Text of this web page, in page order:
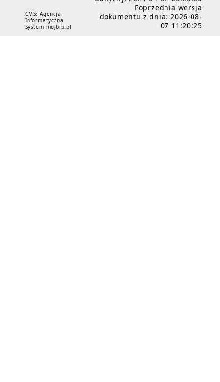
CMS: Agencja
Informatyczna
System mojbip.pl
Poprzednia wersja
dokumentu z dnia: 2026-08-
07 11:20:25